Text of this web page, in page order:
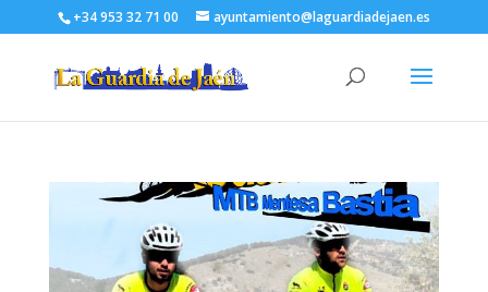
+34 953 32 71 00 ayuntamiento@laguardiadejaen.es